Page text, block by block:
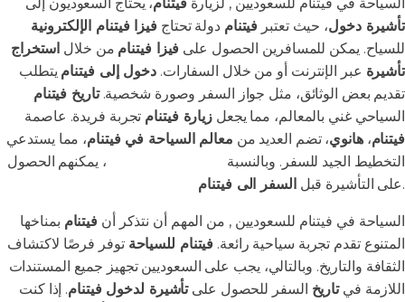
تأشيرة دخول، حيث تعتبر فيتنام دولة تحتاج فيزا فيتنام الإلكترونية
للسياح. يمكن للمسافرين الحصول على فيزا فيتنام من خلال استخراج
تأشيرة عبر الإنترنت أو من خلال السفارات.دخول إلى فيتنام يتطلب
تقديم بعض الوثائق، مثل جواز السفر وصورة شخصية.تاريخ فيتنام
السياحي غني بالمعالم، مما يجعل زيارة فيتنام تجربة فريدة. عاصمة
فيتنام،هانوي، تضم العديد من معالم السياحة في فيتنام، مما يستدعي
التخطيط الجيد للسفر. وبالنسبة
، يمكنهم الحصول
على التأشيرة قبل السفر الى فيتنام .
السياحة في فيتنام للسعوديين , من المهم أن نتذكر أن فيتنام بمناخها
المتنوع تقدم تجربة سياحية رائعة. فيتنام للسياحة توفر فرصًا لاكتشاف
الثقافة والتاريخ. وبالتالي، يجب على السعوديين تجهيز جميع المستندات
اللازمة فيتاريخ السفر للحصول علىتأشيرة لدخول فيتنام. إذا كنت